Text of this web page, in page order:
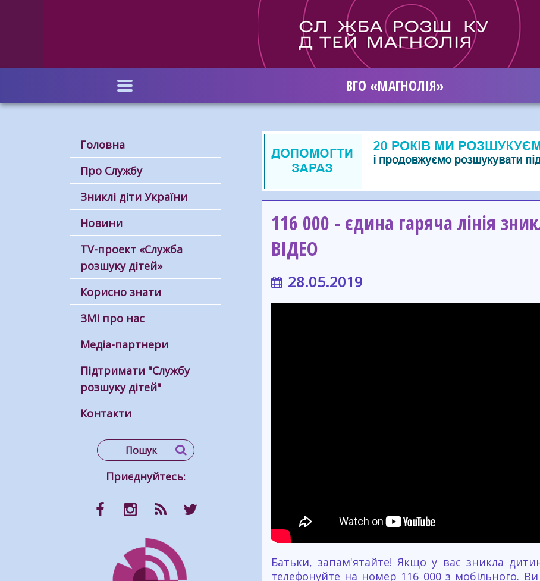
ВГО «МАГНОЛІЯ»
Головна
Про Службу
Зниклі діти України
Новини
ТV-проект «Служба
розшуку дітей»
Корисно знати
ЗМІ про нас
Медіа-партнери
Підтримати "Службу
розшуку дітей"
Контакти
Приєднуйтесь:
116 000 - єдина гаряча лінія
ВІДЕО
28.05.2019
Батьки, запам'ятайте! Якщо у вас зникла
телефонуйте на номер 116 000 з мобільного.